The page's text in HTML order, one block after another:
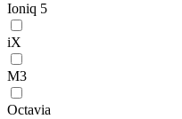
Ioniq 5
iX
M3
Octavia